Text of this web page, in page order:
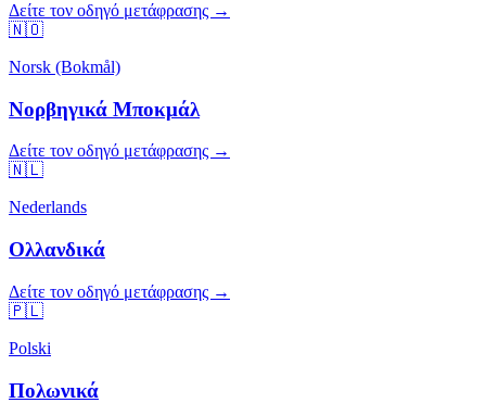
Δείτε τον οδηγό μετάφρασης →
🇳🇴
Norsk (Bokmål)
Νορβηγικά Μποκμάλ
Δείτε τον οδηγό μετάφρασης →
🇳🇱
Nederlands
Ολλανδικά
Δείτε τον οδηγό μετάφρασης →
🇵🇱
Polski
Πολωνικά